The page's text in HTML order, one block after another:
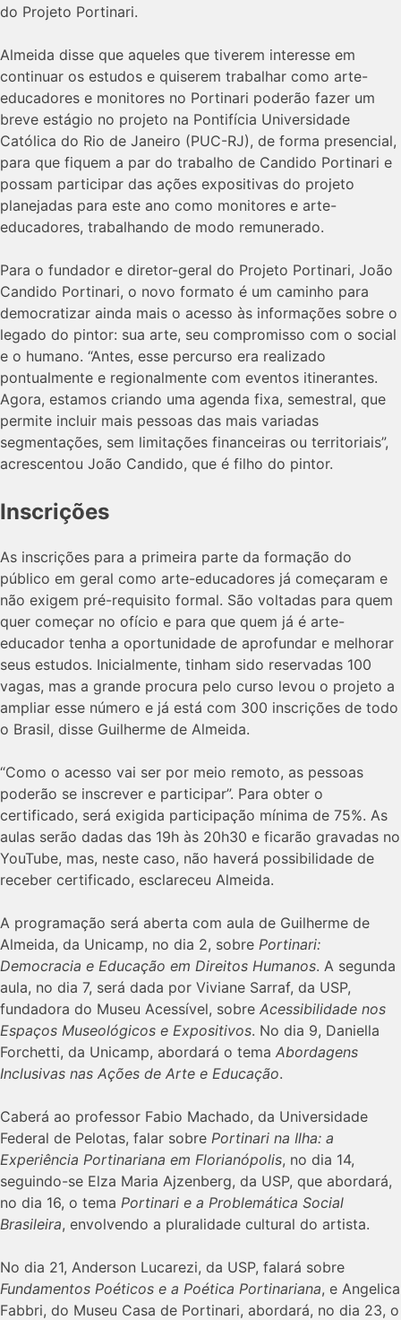
do Projeto Portinari.
Almeida disse que aqueles que tiverem interesse em
continuar os estudos e quiserem trabalhar como arte-
educadores e monitores no Portinari poderão fazer um
breve estágio no projeto na Pontifícia Universidade
Católica do Rio de Janeiro (PUC-RJ), de forma presencial,
para que fiquem a par do trabalho de Candido Portinari e
possam participar das ações expositivas do projeto
planejadas para este ano como monitores e arte-
educadores, trabalhando de modo remunerado.
Para o fundador e diretor-geral do Projeto Portinari, João
Candido Portinari, o novo formato é um caminho para
democratizar ainda mais o acesso às informações sobre o
legado do pintor: sua arte, seu compromisso com o social
e o humano. “Antes, esse percurso era realizado
pontualmente e regionalmente com eventos itinerantes.
Agora, estamos criando uma agenda fixa, semestral, que
permite incluir mais pessoas das mais variadas
segmentações, sem limitações financeiras ou territoriais”,
acrescentou João Candido, que é filho do pintor.
Inscrições
As inscrições para a primeira parte da formação do
público em geral como arte-educadores já começaram e
não exigem pré-requisito formal. São voltadas para quem
quer começar no ofício e para que quem já é arte-
educador tenha a oportunidade de aprofundar e melhorar
seus estudos. Inicialmente, tinham sido reservadas 100
vagas, mas a grande procura pelo curso levou o projeto a
ampliar esse número e já está com 300 inscrições de todo
o Brasil, disse Guilherme de Almeida.
“Como o acesso vai ser por meio remoto, as pessoas
poderão se inscrever e participar”. Para obter o
certificado, será exigida participação mínima de 75%. As
aulas serão dadas das 19h às 20h30 e ficarão gravadas no
YouTube, mas, neste caso, não haverá possibilidade de
receber certificado, esclareceu Almeida.
A programação será aberta com aula de Guilherme de
Almeida, da Unicamp, no dia 2, sobre Portinari:
Democracia e Educação em Direitos Humanos. A segunda
aula, no dia 7, será dada por Viviane Sarraf, da USP,
fundadora do Museu Acessível, sobre Acessibilidade nos
Espaços Museológicos e Expositivos. No dia 9, Daniella
Forchetti, da Unicamp, abordará o tema Abordagens
Inclusivas nas Ações de Arte e Educação.
Caberá ao professor Fabio Machado, da Universidade
Federal de Pelotas, falar sobre Portinari na Ilha: a
Experiência Portinariana em Florianópolis, no dia 14,
seguindo-se Elza Maria Ajzenberg, da USP, que abordará,
no dia 16, o tema Portinari e a Problemática Social
Brasileira, envolvendo a pluralidade cultural do artista.
No dia 21, Anderson Lucarezi, da USP, falará sobre
Fundamentos Poéticos e a Poética Portinariana, e Angelica
Fabbri, do Museu Casa de Portinari, abordará, no dia 23, o